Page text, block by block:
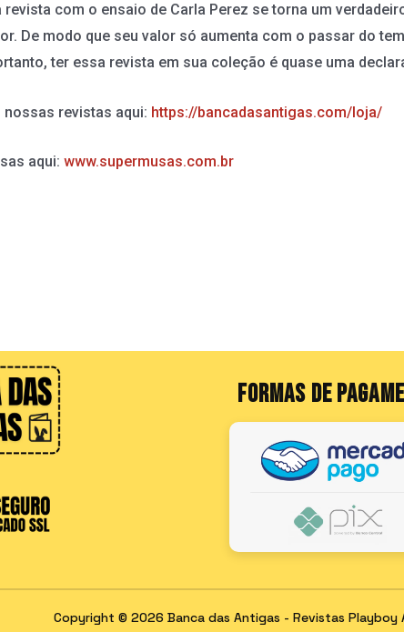
revista com o ensaio de Carla Perez se torna um
De modo que seu valor só aumenta com o passar do
ter essa revista em sua coleção é quase uma
nossas revistas aqui: https://bancadasantigas.com/loja/
aqui: www.supermusas.com.br
FORMAS DE
Copyright © 2026 Banca das Antigas - Revistas Playboy